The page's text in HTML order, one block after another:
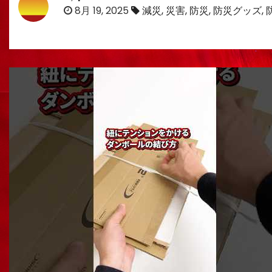
8月 19, 2025 減災, 災害, 防災, 防災グッズ,